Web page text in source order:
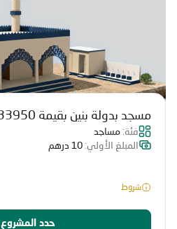
مسجد بدولة بنين بقيمة 33950 درهم
فئة: مساجد
المبلغ الأولي: 10 درهم
شروط
حدد المشروع